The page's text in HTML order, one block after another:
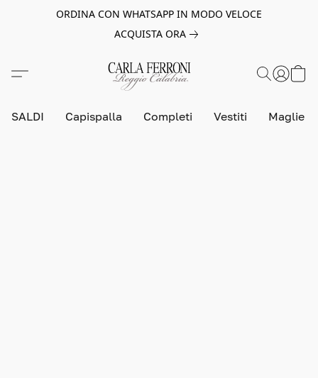
ORDINA CON WHATSAPP IN MODO VELOCE
ACQUISTA ORA
SALDI Capispalla Completi Vestiti Maglie e